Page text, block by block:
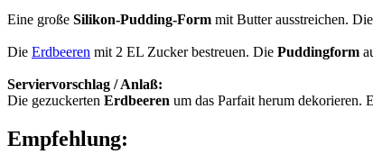
Eine große Silikon-Pudding-Form mit Butter ausstreichen.
Die Erdbeeren mit 2 EL Zucker bestreuen. Die Puddingform
Serviervorschlag / Anlaß:
Die gezuckerten Erdbeeren um das Parfait herum dekorieren.
Empfehlung: